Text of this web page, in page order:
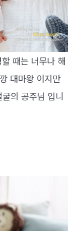
때는 너무나 해
대마왕 이지만
의 공주님 입니